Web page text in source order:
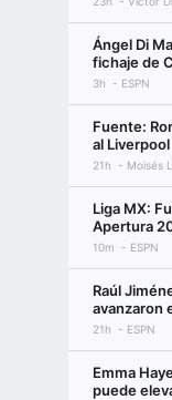
Ángel Di
fichaje de
3h ESPN
Fuente:
al Liverpool
21h Moisés
Liga MX:
Apertura
10m ESPN
Raúl
avanzaron
21h ESPN
Emma
puede